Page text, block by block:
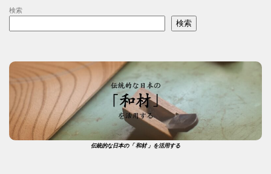
検索
検索
伝統的な日本の「 和材 」を活用する